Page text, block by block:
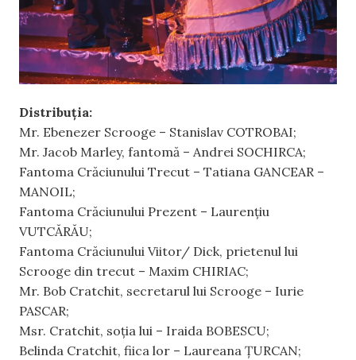
Distribuția:
Mr. Ebenezer Scrooge – Stanislav COTROBAI;
Mr. Jacob Marley, fantomă – Andrei SOCHIRCA;
Fantoma Crăciunului Trecut – Tatiana GANCEAR –
MANOIL;
Fantoma Crăciunului Prezent – Laurențiu
VUTCĂRĂU;
Fantoma Crăciunului Viitor/ Dick, prietenul lui
Scrooge din trecut – Maxim CHIRIAC;
Mr. Bob Cratchit, secretarul lui Scrooge – Iurie
PASCAR;
Msr. Cratchit, soţia lui – Iraida BOBESCU;
Belinda Cratchit, fiica lor – Laureana ȚURCAN;